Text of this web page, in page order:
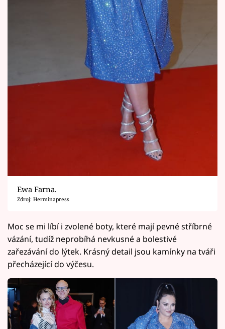
Ewa Farna.
Zdroj: Herminapress
Moc se mi líbí i zvolené boty, které mají pevné stříbrné
vázání, tudíž neprobíhá nevkusné a bolestivé
zařezávání do lýtek. Krásný detail jsou kamínky na tváři
přecházející do výčesu.